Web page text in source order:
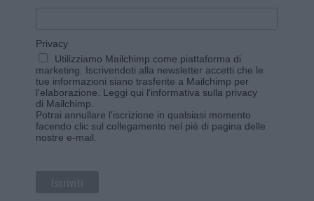
Privacy
Utilizziamo Mailchimp come piattaforma di
marketing. Iscrivendoti alla newsletter accetti che le
tue informazioni siano trasferite a Mailchimp per
l'elaborazione. Leggi qui l'informativa sulla privacy
di Mailchimp
Potrai annullare l'iscrizione in qualsiasi momento
facendo clic sul collegamento nel piè di pagina delle
nostre e-mail.